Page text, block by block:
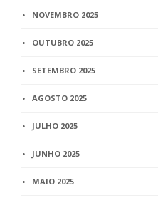
NOVEMBRO 2025
OUTUBRO 2025
SETEMBRO 2025
AGOSTO 2025
JULHO 2025
JUNHO 2025
MAIO 2025